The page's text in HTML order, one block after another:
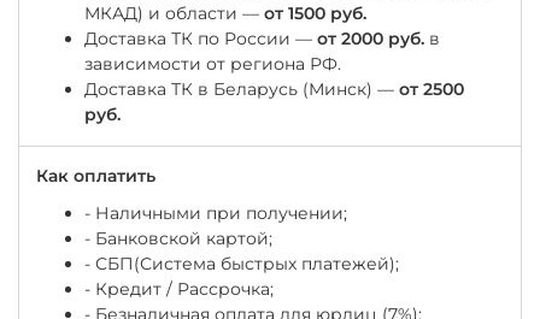
МКАД) и области — от 1500 руб.
Доставка ТК по России — от 2000 руб. в
зависимости от региона РФ.
Доставка ТК в Беларусь (Минск) — от 2500
руб.
Как оплатить
- Наличными при получении;
- Банковской картой;
- СБП(Система быстрых платежей);
- Кредит / Рассрочка;
- Безналичная оплата для юрлиц (7%);